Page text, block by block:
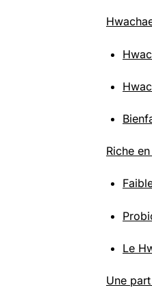
Riche
Le
Une